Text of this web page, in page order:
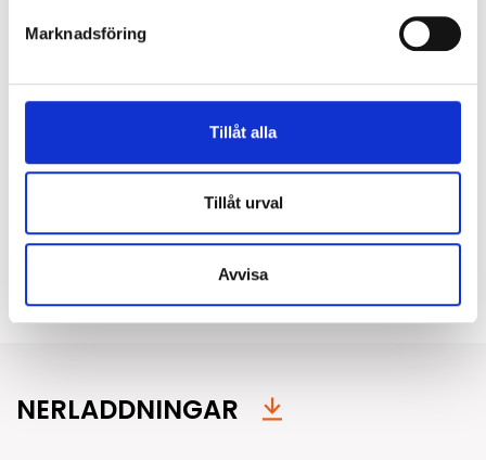
Marknadsföring
Tillåt alla
Tillåt urval
Avvisa
Distanser (13 mm) ingår för utanpåliggande kabel.
Bottenplattan monteras upp med tre skruvar med en
radie på 120 mm och därefter ansluts armaturhus.
NERLADDNINGAR